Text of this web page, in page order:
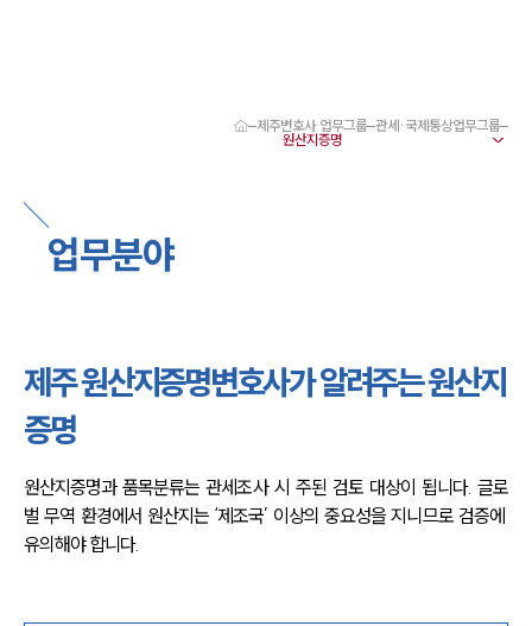
제주형사전문변호사
제주이혼전문변호사
제주학교폭력변호사
제주 분사무소 오시는 길
제주변호사상담 상담접수
채용정보
제주변호사 업무그룹 관세·국제통상업무그룹
업무분야
제주 원산지증명변호사가 알려주는 원산지
증명
원산지증명과 품목분류는 관세조사 시 주된 검토 대상이 됩니다. 글로
벌 무역 환경에서 원산지는 ‘제조국’ 이상의 중요성을 지니므로 검증에
유의해야 합니다.